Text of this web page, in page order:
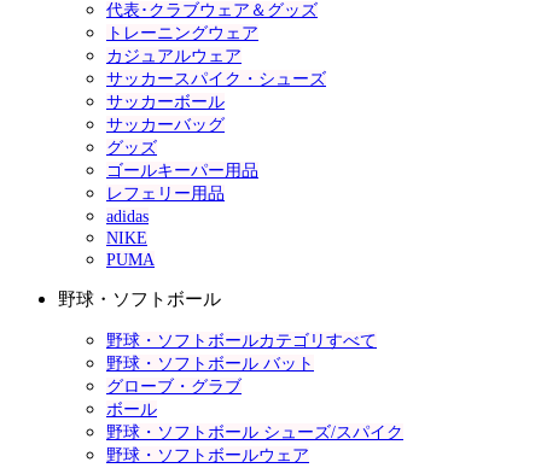
代表･クラブウェア＆グッズ
トレーニングウェア
カジュアルウェア
サッカースパイク・シューズ
サッカーボール
サッカーバッグ
グッズ
ゴールキーパー用品
レフェリー用品
adidas
NIKE
PUMA
野球・ソフトボール
野球・ソフトボールカテゴリすべて
野球・ソフトボール バット
グローブ・グラブ
ボール
野球・ソフトボール シューズ/スパイク
野球・ソフトボールウェア